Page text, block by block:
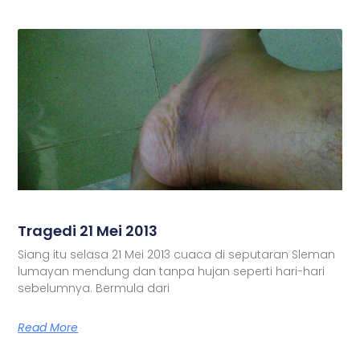
Tragedi 21 Mei 2013
Siang itu selasa 21 Mei 2013 cuaca di seputaran Sleman
lumayan mendung dan tanpa hujan seperti hari-hari
sebelumnya. Bermula dari
Read More